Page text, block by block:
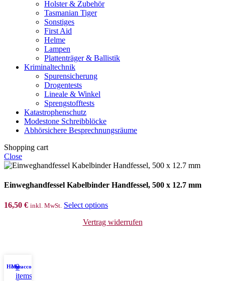
Holster & Zubehör
Tasmanian Tiger
Sonstiges
First Aid
Helme
Lampen
Plattenträger & Ballistik
Kriminaltechnik
Spurensicherung
Drogentests
Lineale & Winkel
Sprengstofftests
Katastrophenschutz
Modestone Schreibblöcke
Abhörsichere Besprechnungsräume
Shopping cart
Close
Home
My account
0
items
Einweghandfessel Kabelbinder Handfessel, 500 x 12.7 mm
16,50 € inkl. MwSt. Select options
Vertrag widerrufen